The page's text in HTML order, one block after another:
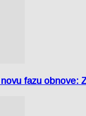
novu fazu